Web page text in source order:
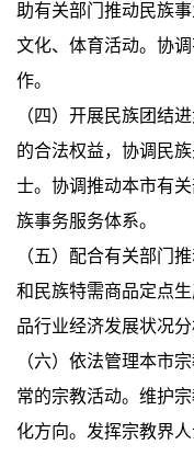
助有关部门推动民族
文化、体育活动。协
作。
（四）开展民族团结
的合法权益，协调民
士。协调推动本市有
族事务服务体系。
（五）配合有关部门
和民族特需商品定点
品行业经济发展状况分
（六）依法管理本市
常的宗教活动。维护
化方向。发挥宗教界